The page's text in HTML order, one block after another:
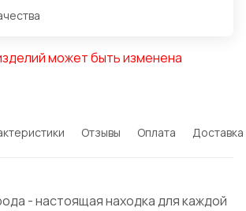
может быть изменена
Отзывы Оплата Доставка
- настоящая находка для каждой